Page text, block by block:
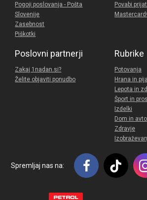
Pogoji poslovanja - Pošta
Slovenije
Zasebnost
Piškotki
Povabi
Poslovni partnerji
Zakaj 1nadan.si?
Želite objaviti ponudbo
Rubrike
Potovanja
Hrana in
Lepota in
Šport in
Izdelki
Dom in avto
Zdravje
Spremljaj nas na: